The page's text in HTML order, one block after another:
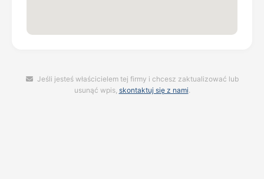
Jeśli jesteś właścicielem tej firmy i chcesz zaktualizować lub
usunąć wpis, skontaktuj się z nami.